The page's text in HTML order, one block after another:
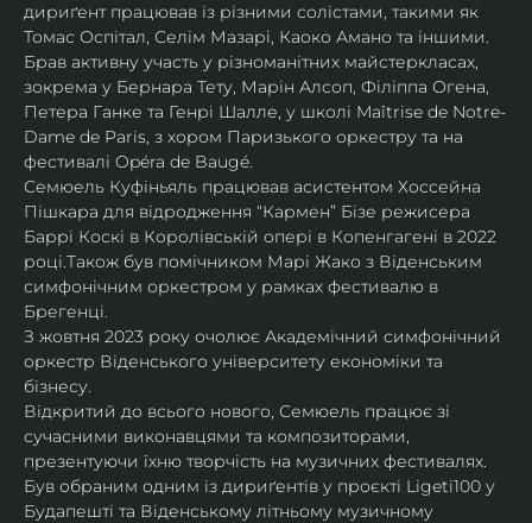
дириґент працював із різними солістами, такими як
Томас Оспітал, Селім Мазарі, Каоко Амано та іншими.
Брав активну участь у різноманітних майстеркласах,
зокрема у Бернара Тету, Марін Алсоп, Філіппа Огена,
Петера Ганке та Генрі Шалле, у школі Maîtrise de Notre-
Dame de Paris, з хором Паризького оркестру та на
фестивалі Opéra de Baugé.
Семюель Куфіньяль працював асистентом Хоссейна
Пішкара для відродження “Кармен” Бізе режисера
Баррі Коскі в Королівській опері в Копенгагені в 2022
році.Також був помічником Марі Жако з Віденським
симфонічним оркестром у рамках фестивалю в
Брегенці.
З жовтня 2023 року очолює Академічний симфонічний
оркестр Віденського університету економіки та
бізнесу.
Відкритий до всього нового, Семюель працює зі
сучасними виконавцями та композиторами,
презентуючи їхню творчість на музичних фестивалях.
Був обраним одним із дириґентів у проєкті Ligeti100 у
Будапешті та Віденському літньому музичному